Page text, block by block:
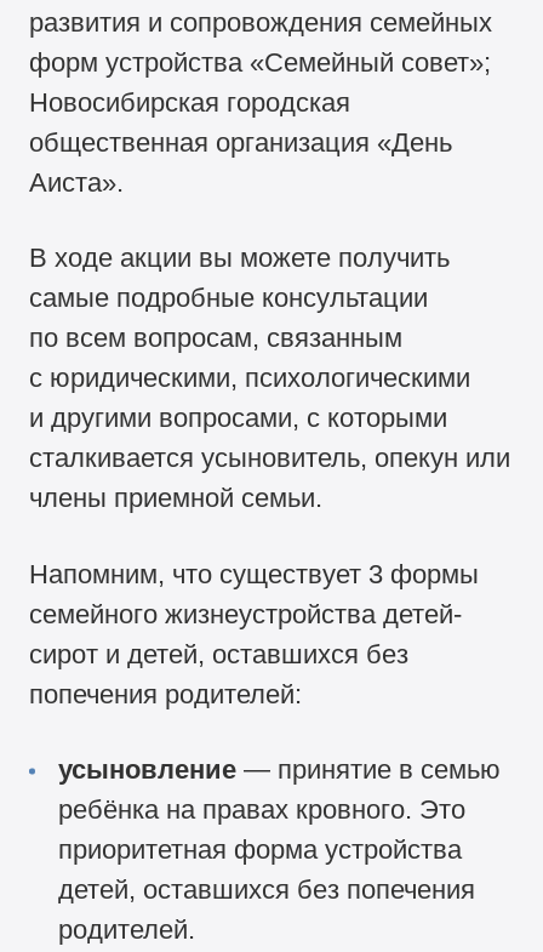
развития и сопровождения семейных
форм устройства «Семейный совет»;
Новосибирская городская
общественная организация «День
Аиста».
В ходе акции вы можете получить
самые подробные консультации
по всем вопросам, связанным
с юридическими, психологическими
и другими вопросами, с которыми
сталкивается усыновитель, опекун или
члены приемной семьи.
Напомним, что существует 3 формы
семейного жизнеустройства детей-
сирот и детей, оставшихся без
попечения родителей:
усыновление — принятие в семью
ребёнка на правах кровного. Это
приоритетная форма устройства
детей, оставшихся без попечения
родителей.